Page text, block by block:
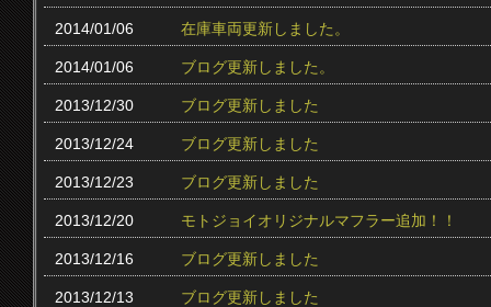
2014/01/06 在庫車両更新しました。
2014/01/06 ブログ更新しました。
2013/12/30 ブログ更新しました
2013/12/24 ブログ更新しました
2013/12/23 ブログ更新しました
2013/12/20 モトジョイオリジナルマフラー追加！！
2013/12/16 ブログ更新しました
2013/12/13 ブログ更新しました